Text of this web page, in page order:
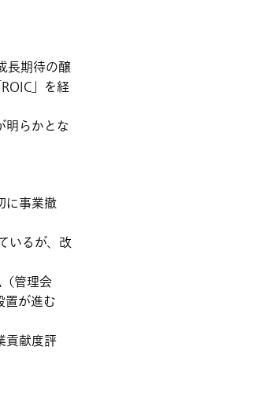
長期待の醸
」を経
明らかとな
に事業撤
いるが、改
管理会
が進む
貢献度評